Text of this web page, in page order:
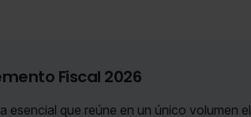
Fiscal 2026
esencial que reúne en un único volumen el